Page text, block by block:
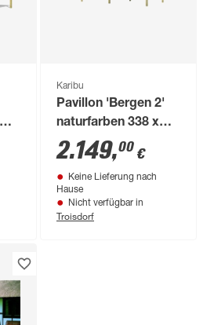
Karibu
Pavillon 'Bergen 2'
naturfarben 338 x
592 x 290 cm
2.149,00 €
Keine Lieferung nach
Hause
Nicht verfügbar in
Troisdorf